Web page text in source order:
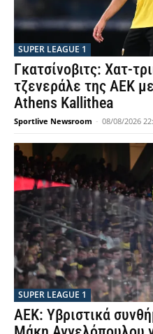
SUPER LEAGUE 1
Γκατσίνοβιτς: Χατ-
τζενεράλε της ΑΕΚ
Athens Kallithea
Sportlive Newsroom - 08/08/2026
SUPER LEAGUE 1
ΑΕΚ: Υβριστικά